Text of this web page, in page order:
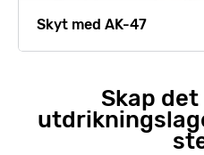
Skyt med AK-47
Skap